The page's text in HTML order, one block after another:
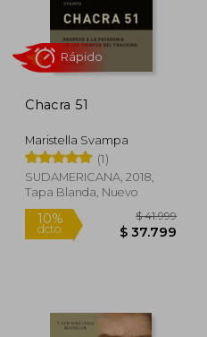
dcto.
Chacra 51
Maristella Svampa
(1)
SUDAMERICANA, 2018,
Tapa Blanda, Nuevo